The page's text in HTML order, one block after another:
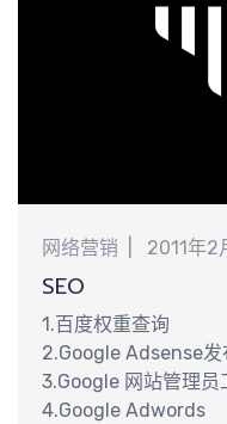
网络营销 2011年2
SEO
1.百度权重查询
2.Google Adsense发
3.Google 网站管理员
4.Google Adwords